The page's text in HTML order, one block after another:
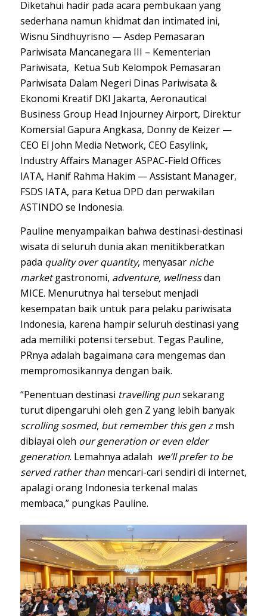
Diketahui hadir pada acara pembukaan yang
sederhana namun khidmat dan intimated ini,
Wisnu Sindhuyrisno — Asdep Pemasaran
Pariwisata Mancanegara III – Kementerian
Pariwisata, Ketua Sub Kelompok Pemasaran
Pariwisata Dalam Negeri Dinas Pariwisata &
Ekonomi Kreatif DKI Jakarta, Aeronautical
Business Group Head Injourney Airport, Direktur
Komersial Gapura Angkasa, Donny de Keizer —
CEO El John Media Network, CEO Easylink,
Industry Affairs Manager ASPAC-Field Offices
IATA, ⁠Hanif Rahma Hakim — Assistant Manager,
FSDS IATA, para Ketua DPD dan perwakilan
ASTINDO se Indonesia.
Pauline menyampaikan bahwa destinasi-destinasi
wisata di seluruh dunia akan menitikberatkan
pada quality over quantity, menyasar niche
marketgastronomi, adventure, wellnessdan
MICE. Menurutnya hal tersebut menjadi
kesempatan baik untuk para pelaku pariwisata
Indonesia, karena hampir seluruh destinasi yang
ada memiliki potensi tersebut. Tegas Pauline,
PRnya adalah bagaimana cara mengemas dan
mempromosikannya dengan baik.
“Penentuan destinasi travelling punsekarang
turut dipengaruhi oleh gen Z yang lebih banyak
scrolling sosmed, but remember this gen zmsh
dibiayai oleh our generation or even elder
generation. Lemahnya adalah we’ll prefer to be
served rather thanmencari-cari sendiri di internet,
apalagi orang Indonesia terkenal malas
membaca,” pungkas Pauline.